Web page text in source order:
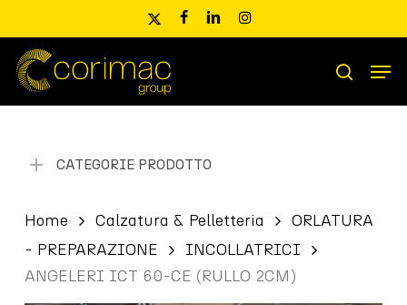
main
content
x-
facebooklinkedininstagram
Ricerca
prodotti
search
CATEGORIE PRODOTTO
Home Calzatura & Pelletteria
ORLATURA
- PREPARAZIONE
INCOLLATRICI
ANGELERI ICT 60-CE (RULLO 2CM)